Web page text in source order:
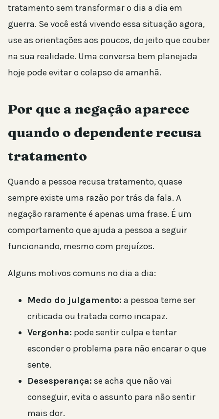
tratamento sem transformar o dia a dia em
guerra. Se você está vivendo essa situação agora,
use as orientações aos poucos, do jeito que couber
na sua realidade. Uma conversa bem planejada
hoje pode evitar o colapso de amanhã.
Por que a negação aparece
quando o dependente recusa
tratamento
Quando a pessoa recusa tratamento, quase
sempre existe uma razão por trás da fala. A
negação raramente é apenas uma frase. É um
comportamento que ajuda a pessoa a seguir
funcionando, mesmo com prejuízos.
Alguns motivos comuns no dia a dia:
Medo do julgamento: a pessoa teme ser
criticada ou tratada como incapaz.
Vergonha: pode sentir culpa e tentar
esconder o problema para não encarar o que
sente.
Desesperança: se acha que não vai
conseguir, evita o assunto para não sentir
mais dor.